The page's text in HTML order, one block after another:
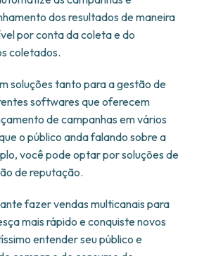
dos resultados de maneira
por conta da coleta e do
coletados.
soluções tanto para a gestão de
softwares que oferecem
de campanhas em vários
o público anda falando sobre a
você pode optar por soluções de
de reputação.
fazer vendas multicanais para
mais rápido e conquiste novos
entender seu público e